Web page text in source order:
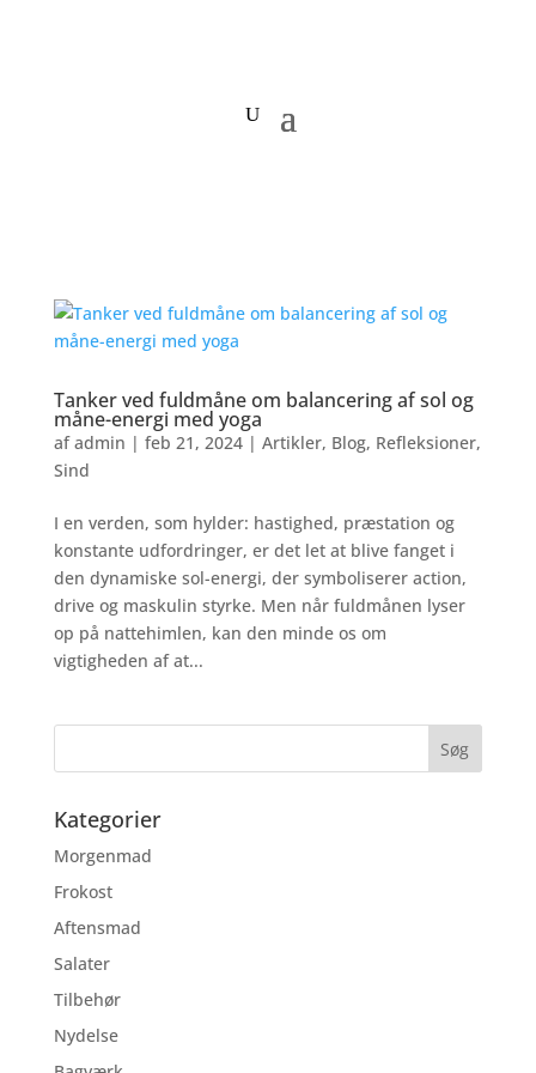
Tanker ved fuldmåne om balancering af sol og
måne-energi med yoga
afadmin | feb 21, 2024| Artikler, Blog, Refleksioner,
Sind
I en verden, som hylder: hastighed, præstation og
konstante udfordringer, er det let at blive fanget i
den dynamiske sol-energi, der symboliserer action,
drive og maskulin styrke. Men når fuldmånen lyser
op på nattehimlen, kan den minde os om
vigtigheden af at...
Kategorier
Morgenmad
Frokost
Aftensmad
Salater
Tilbehør
Nydelse